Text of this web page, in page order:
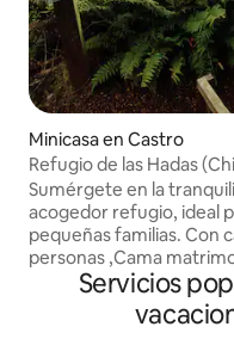
Minicasa en Castro
Refugio de las Hadas
Sumérgete en la
acogedor refugio, ideal
pequeñas familias. Con
personas ,Cama matrimonial
elegante espacio
naturaleza, rodeado de
Disfruta de momentos
Servicios